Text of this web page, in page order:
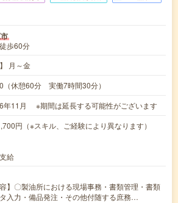
歩60分
月～金
（休憩60分 実働7時間30分）
年11月 ※期間は延長する可能性がございます
円（※スキル、ご経験により異なります）
給
容】〇製油所における現場事務・書類管理・書類
入力・備品発注・その他付随する庶務…